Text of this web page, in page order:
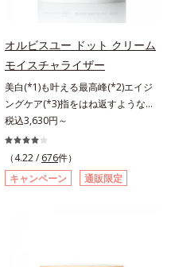
オルビスユー ドット クリーム
モイスチャライザー
美白(*1)も叶える最高峰(*2)エイジ
ングケア(*3)指をはね返すような弾
力感が宿るハリ感 濃密フィットク
リーム。ハリも透明感(*4)も結果主
義。年齢サイン(*5)の因子に着目し
た肌科学エイジングケア(*3)シリー
ズ。オルビスユー ドットシリーズ
税込3,630円～
（4.22 / 676件）
キャンペーン
通販限定